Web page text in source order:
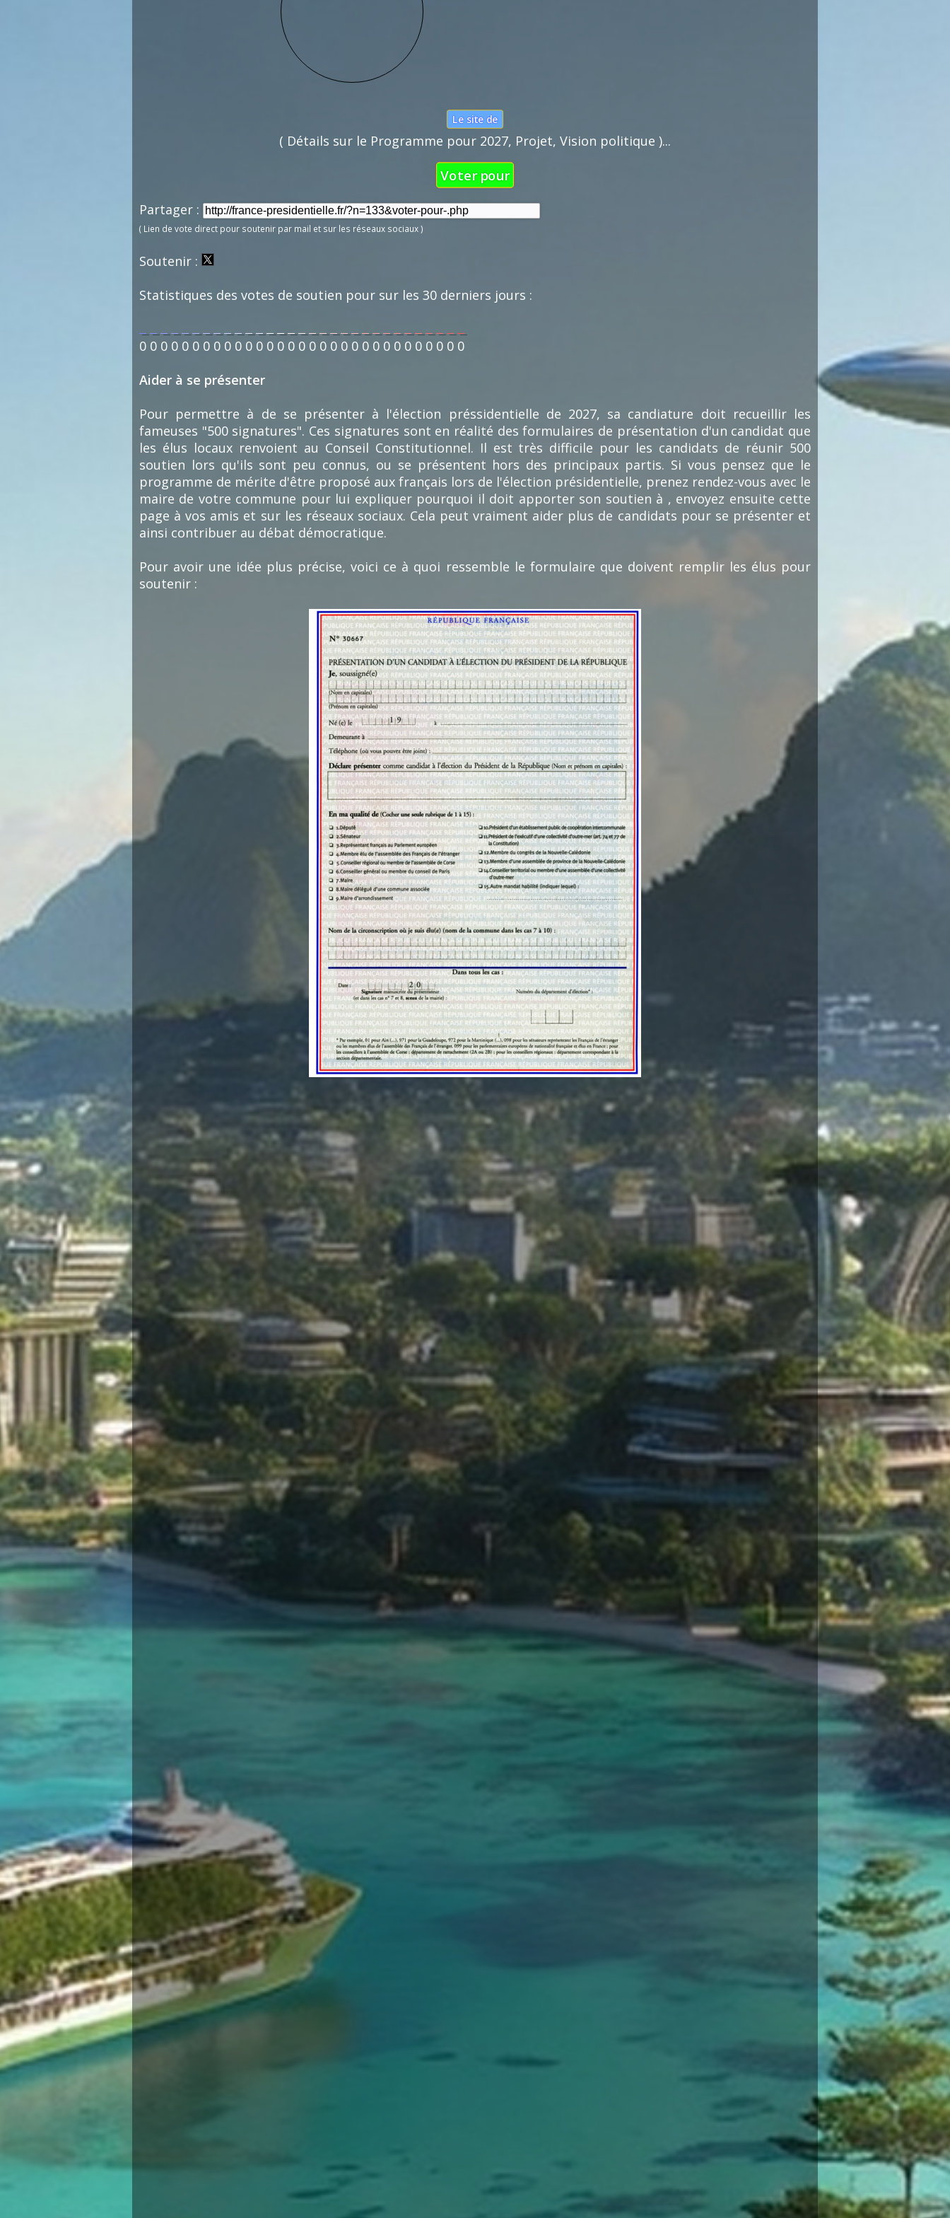
Le site de
( Détails sur le Programme pour 2027, Projet, Vision politique )...
Voter pour
Partager :
( Lien de vote direct pour soutenir par mail et sur les réseaux sociaux )
Soutenir :
Statistiques des votes de soutien pour sur les 30 derniers jours :
0 0 0 0 0 0 0 0 0 0 0 0 0 0 0 0 0 0 0 0 0 0 0 0 0 0 0 0 0 0 0
Aider à se présenter
Pour permettre à de se présenter à l'élection préssidentielle de 2027, sa candiature doit recueillir les
fameuses "500 signatures". Ces signatures sont en réalité des formulaires de présentation d'un candidat que
les élus locaux renvoient au Conseil Constitutionnel. Il est très difficile pour les candidats de réunir 500
soutien lors qu'ils sont peu connus, ou se présentent hors des principaux partis. Si vous pensez que le
programme de mérite d'être proposé aux français lors de l'élection présidentielle, prenez rendez-vous avec le
maire de votre commune pour lui expliquer pourquoi il doit apporter son soutien à , envoyez ensuite cette
page à vos amis et sur les réseaux sociaux. Cela peut vraiment aider plus de candidats pour se présenter et
ainsi contribuer au débat démocratique.
Pour avoir une idée plus précise, voici ce à quoi ressemble le formulaire que doivent remplir les élus pour
soutenir :